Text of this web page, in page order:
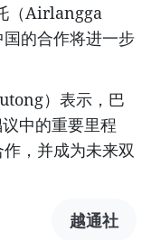
（Airlangga
的合作将进一步
）表示，巴
中的重要里程
，并成为未来双
越通社